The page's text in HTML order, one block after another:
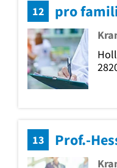
12 pro
13 Prof.-